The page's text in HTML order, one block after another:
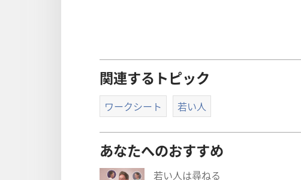
関連するトピック
ワークシート 若い人
あなたへのおすすめ
若い人は尋ねる